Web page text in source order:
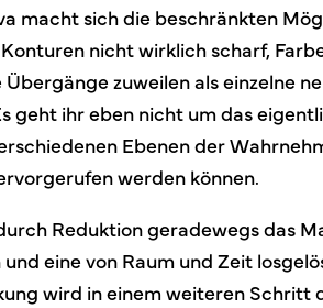
macht sich die beschränkten
Konturen nicht wirklich scharf,
zuweilen als einzelne
geht ihr eben nicht um das
Ebenen der
werden können.
Reduktion geradewegs das
eine von Raum und Zeit
wird in einem weiteren